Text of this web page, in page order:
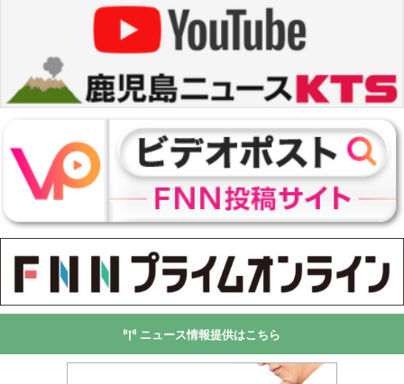
ニュース情報提供はこちら